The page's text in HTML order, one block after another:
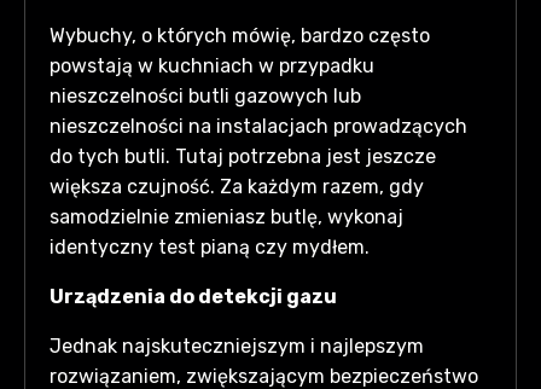
Wybuchy, o których mówię, bardzo często
powstają w kuchniach w przypadku
nieszczelności butli gazowych lub
nieszczelności na instalacjach prowadzących
do tych butli. Tutaj potrzebna jest jeszcze
większa czujność. Za każdym razem, gdy
samodzielnie zmieniasz butlę, wykonaj
identyczny test pianą czy mydłem.
Urządzenia do detekcji gazu
Jednak najskuteczniejszym i najlepszym
rozwiązaniem, zwiększającym bezpieczeństwo